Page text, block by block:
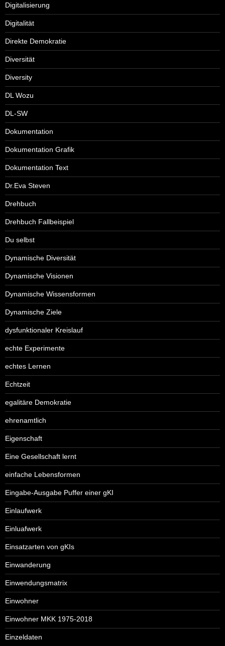
Digitalisierung
Digitalität
Direkte Demokratie
Diversität
Diversity
DL Wozu
DL-SW
Dokumentation
Dokumentation Grafik
Dokumentation Text
Dr.Eva Steven
Drehbuch
Drehbuch Fallbeispiel
Du selbst
Dynamische Diversität
Dynamische Visionen
Dynamische Wissensformen
Dynamische Ziele
dysfunktionaler Kreislauf
echte Experimente
echtes Lernen
Echtzeit
egalitäre Demokratie
ehrenamtlich
Eigenschaft
Eine Gesellschaft lernt
einfache Lebensformen
Eingabe-Ausgabe Puffer einer gKI
Einlaufwerk
Einluafwerk
Einsatzarten von gKIs
Einwanderung
Einwendungsmatrix
Einwohner
Einwohner MKK 1975-2018
Einzeldaten